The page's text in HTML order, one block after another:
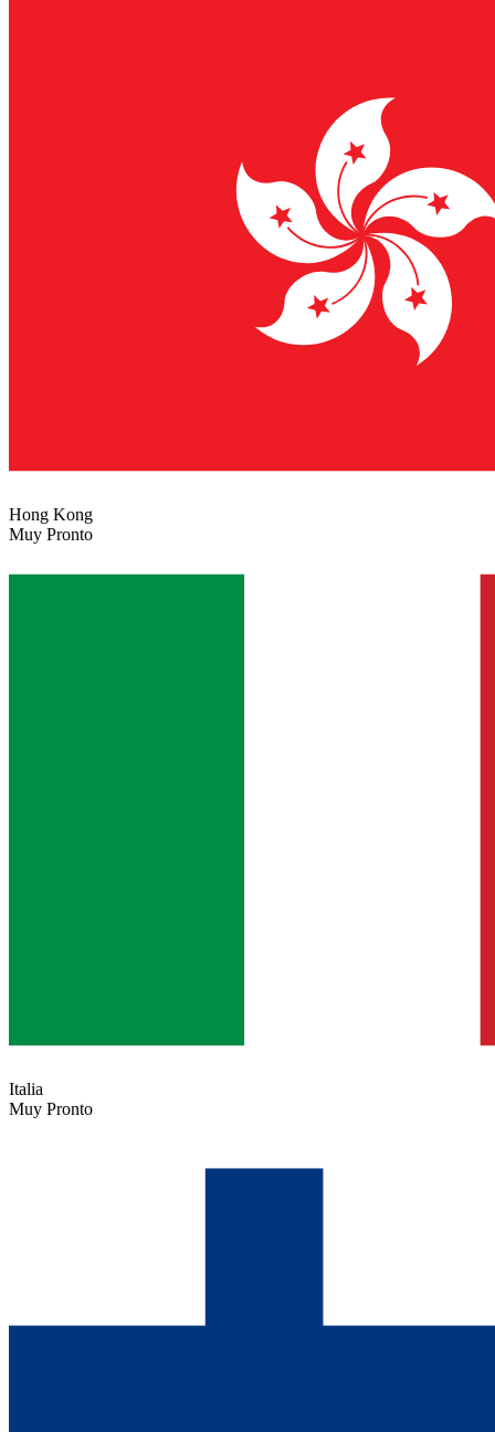
Hong Kong
Muy Pronto
Italia
Muy Pronto